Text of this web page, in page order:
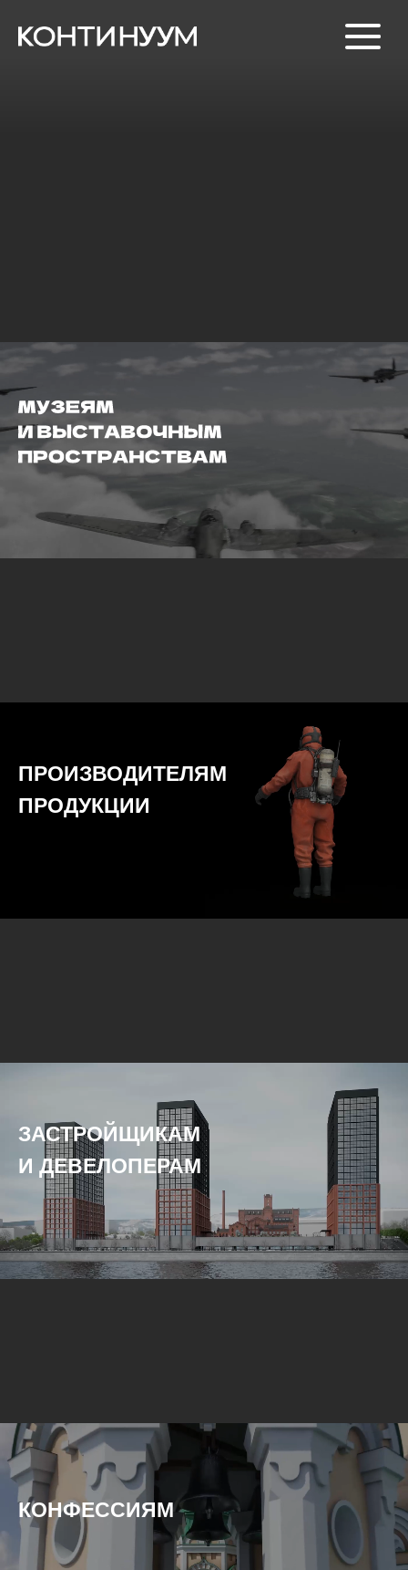
ПРОИЗВОДИТЕЛЯМ
ПРОДУКЦИИ
ЗАСТРОЙЩИКАМ
И ДЕВЕЛОПЕРАМ
КОНФЕССИЯМ